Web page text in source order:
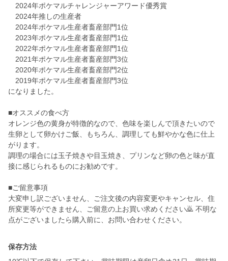
2024年ポケマルチャレンジャーアワード優秀賞
2024年推しの生産者
2024年ポケマル生産者畜産部門1位
2023年ポケマル生産者畜産部門1位
2022年ポケマル生産者畜産部門1位
2021年ポケマル生産者畜産部門3位
2020年ポケマル生産者畜産部門2位
2019年ポケマル生産者畜産部門3位
になりました。
■オススメの食べ方
オレンジ色の黄身が特徴的なので、色味を楽しんで頂きたいので
生卵として卵かけご飯、もちろん、調理しても鮮やかな色に仕上
がります。
調理の場合には玉子焼きや目玉焼き、プリンなど卵の色と味が直
接に感じられるものにお勧めです。
■ご留意事項
大変申し訳ございません、ご注文後の内容変更やキャンセル、住
所変更等ができません、ご留意の上お買い求めください🙇 不明な
点がございましたら購入前に、お問い合わせください。
保存方法